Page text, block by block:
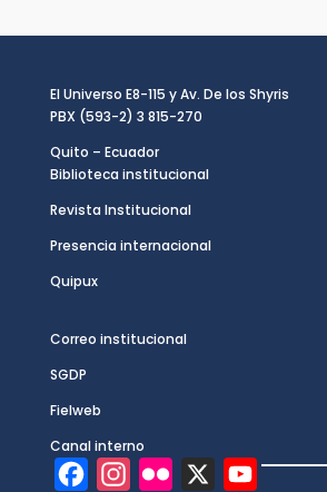
El Universo E8-115 y Av. De los Shyris
PBX (593-2) 3 815-270
Quito – Ecuador
Biblioteca institucional
Revista Institucional
Presencia internacional
Quipux
Correo institucional
SGDP
Fielweb
Canal interno
Y